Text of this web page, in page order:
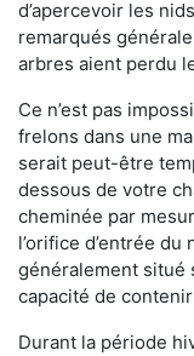
d’apercevoir les
remarqués
arbres aient perdu
Ce n’est pas
frelons dans une
serait peut-être
dessous de votre
cheminée par
l’orifice d’entrée
généralement situé
capacité de
Durant la période